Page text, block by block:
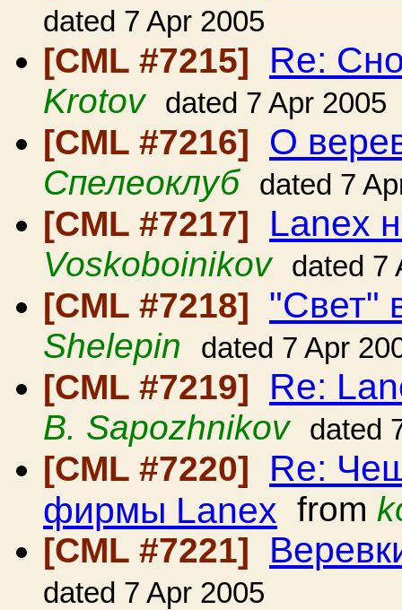
dated 7 Apr 2005
[CML #7215] Re:
Krotov dated 7 Apr 2005
[CML #7216] О
Спелеоклуб dated 7
[CML #7217] Lanex
Voskoboinikov dated 7
[CML #7218] "Свет"
Shelepin dated 7 Apr
[CML #7219] Re:
B. Sapozhnikov dated
[CML #7220] Re:
фирмы Lanex from
[CML #7221]
dated 7 Apr 2005